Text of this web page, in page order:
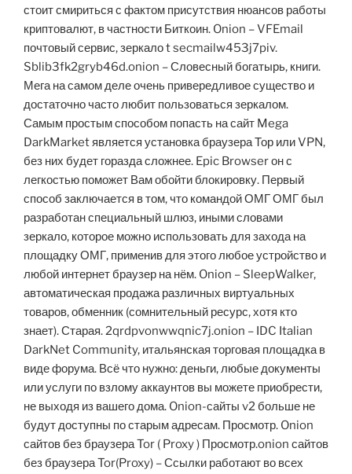
стоит смириться с фактом присутствия нюансов работы
криптовалют, в частности Биткоин. Onion – VFEmail
почтовый сервис, зеркало t secmailw453j7piv.
Sblib3fk2gryb46d.onion – Словесный богатырь, книги.
Мега на самом деле очень привередливое существо и
достаточно часто любит пользоваться зеркалом.
Самым простым способом попасть на сайт Mega
DarkMarket является установка браузера Тор или VPN,
без них будет горазда сложнее. Epic Browser он с
легкостью поможет Вам обойти блокировку. Первый
способ заключается в том, что командой ОМГ ОМГ был
разработан специальный шлюз, иными словами
зеркало, которое можно использовать для захода на
площадку ОМГ, применив для этого любое устройство и
любой интернет браузер на нём. Onion – SleepWalker,
автоматическая продажа различных виртуальных
товаров, обменник (сомнительный ресурс, хотя кто
знает). Старая. 2qrdpvonwwqnic7j.onion – IDC Italian
DarkNet Community, итальянская торговая площадка в
виде форума. Всё что нужно: деньги, любые документы
или услуги по взлому аккаунтов вы можете приобрести,
не выходя из вашего дома. Onion-сайты v2 больше не
будут доступны по старым адресам. Просмотр. Onion
сайтов без браузера Tor ( Proxy ) Просмотр.onion сайтов
без браузера Tor(Proxy) – Ссылки работают во всех